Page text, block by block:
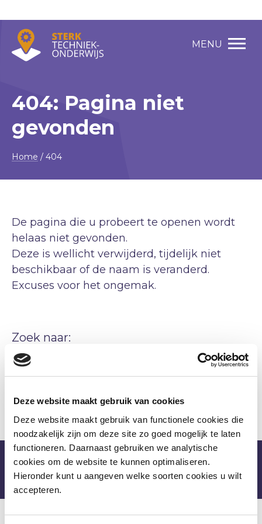
Deze website maakt gebruik van cookies
Deze website maakt gebruik van functionele cookies die
noodzakelijk zijn om deze site zo goed mogelijk te laten
functioneren. Daarnaast gebruiken we analytische
cookies om de website te kunnen optimaliseren.
Hieronder kunt u aangeven welke soorten cookies u wilt
accepteren.
MENU
404: Pagina niet
gevonden
Home / 404
De pagina die u probeert te openen wordt
helaas niet gevonden.
Deze is wellicht verwijderd, tijdelijk niet
beschikbaar of de naam is veranderd.
Excuses voor het ongemak.
Zoek naar:
ZOEKEN
Aanmelden nieuwsbrief